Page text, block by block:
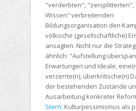
"verderbten", "zersplitterten",
Wissen" verbreitenden
Bildungsorganisation den
völkische (gesellschaftliche)
ansagten. Nicht nur die
ähnlich: "Aufstellung
Erwartungen und Ideale,
verzerrte(n), überkritische(n)
der bestehenden Zustände
Ausarbeitung konkreter
Stern: Kulturpessimismus als